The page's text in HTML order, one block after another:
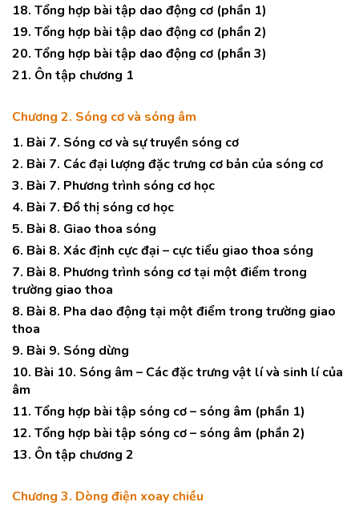
18. Tổng hợp bài tập dao động cơ (phần 1)
19. Tổng hợp bài tập dao động cơ (phần 2)
20. Tổng hợp bài tập dao động cơ (phần 3)
21. Ôn tập chương 1
Chương 2. Sóng cơ và sóng âm
1. Bài 7. Sóng cơ và sự truyền sóng cơ
2. Bài 7. Các đại lượng đặc trưng cơ bản của sóng cơ
3. Bài 7. Phương trình sóng cơ học
4. Bài 7. Đồ thị sóng cơ học
5. Bài 8. Giao thoa sóng
6. Bài 8. Xác định cực đại – cực tiểu giao thoa sóng
7. Bài 8. Phương trình sóng cơ tại một điểm trong
trường giao thoa
8. Bài 8. Pha dao động tại một điểm trong trường giao
thoa
9. Bài 9. Sóng dừng
10. Bài 10. Sóng âm – Các đặc trưng vật lí và sinh lí của
âm
11. Tổng hợp bài tập sóng cơ – sóng âm (phần 1)
12. Tổng hợp bài tập sóng cơ – sóng âm (phần 2)
13. Ôn tập chương 2
Chương 3. Dòng điện xoay chiều